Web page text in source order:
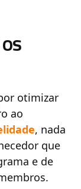
otimizar
ao
, nada
que
e de